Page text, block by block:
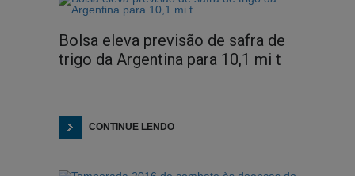
Bolsa eleva previsão de safra de
trigo da Argentina para 10,1 mi t
CONTINUE LENDO